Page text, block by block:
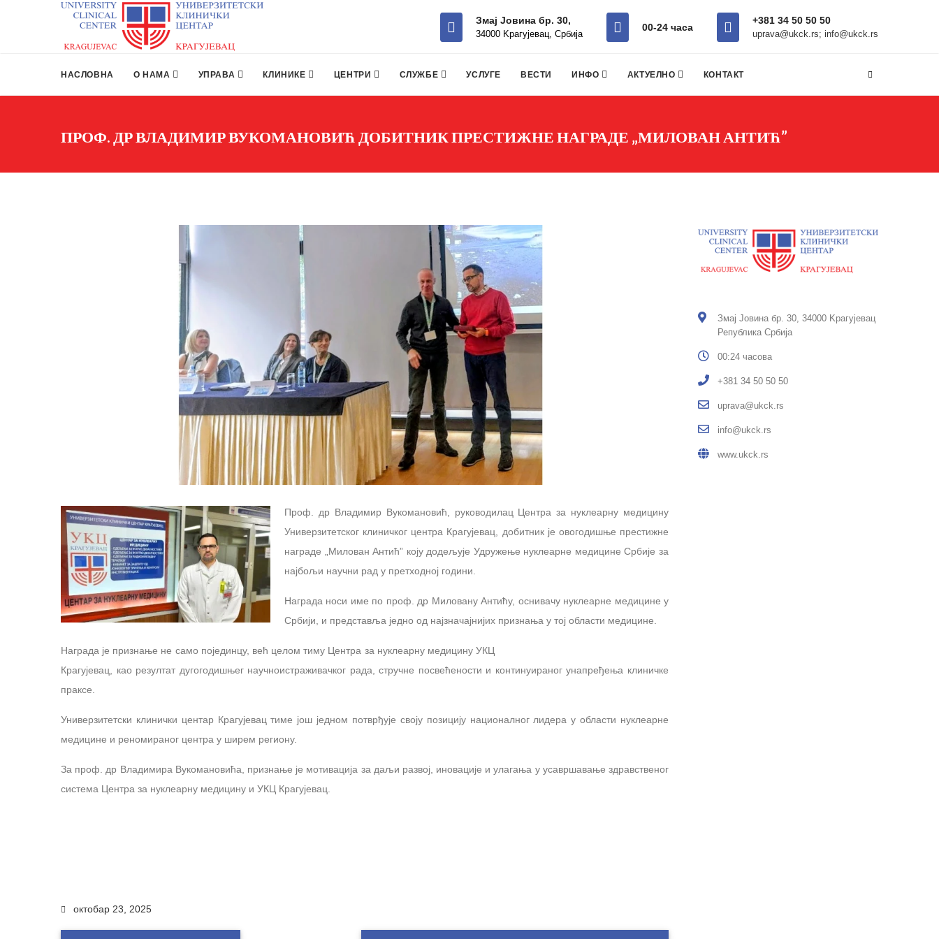
Змај Јовина бр. 30,
34000 Kрагујевац, Србија
00-24 часa
+381 34 50 50 50
uprava@ukck.rs; info@ukck.rs
НАСЛОВНА О НАМА УПРАВА КЛИНИКЕ ЦЕНТРИ СЛУЖБЕ УСЛУГЕ ВЕСТИ ИНФО АКТУЕЛНО КОНТАКТ
ПРОФ. ДР ВЛАДИМИР ВУКОМАНОВИЋ ДОБИТНИК ПРЕСТИЖНЕ НАГРАДЕ „МИЛОВАН АНТИЋ”
Проф. др Владимир Вукомановић, руководилац Центра за нуклеарну медицину
Универзитетског клиничког центра Крагујевац, добитник је овогодишње престижне
награде „Милован Антић” коју додељује Удружење нуклеарне медицине Србије за
најбољи научни рад у претходној години.
Награда носи име по проф. др Миловану Антићу, оснивачу нуклеарне медицине у
Србији, и представља једно од најзначајнијих признања у тој области медицине.
Награда је признање не само појединцу, већ целом тиму Центра за нуклеарну медицину УКЦ
Крагујевац, као резултат дугогодишњег научноистраживачког рада, стручне посвећености и континуираног унапређења клиничке
праксе.
Универзитетски клинички центар Крагујевац тиме још једном потврђује своју позицију националног лидера у области нуклеарне
медицине и реномираног центра у ширем региону.
За проф. др Владимира Вукомановића, признање је мотивација за даљи развој, иновације и улагања у усавршавање здравственог
система Центра за нуклеарну медицину и УКЦ Крагујевац.
октобар 23, 2025
Змај Јовина бр. 30, 34000 Kрагујевац
Република Србија
00:24 часова
+381 34 50 50 50
uprava@ukck.rs
info@ukck.rs
www.ukck.rs